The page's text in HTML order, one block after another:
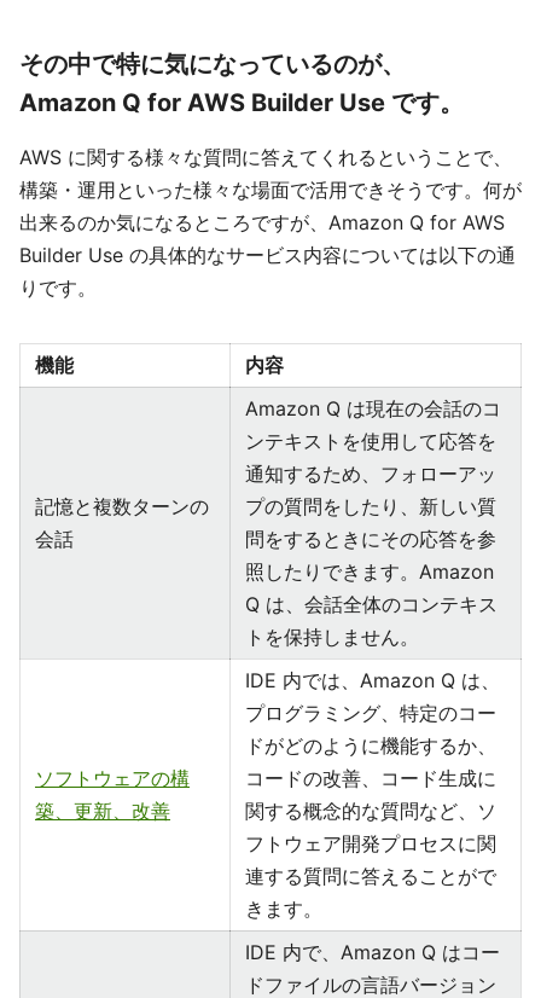
その中で特に気になっているのが、
Amazon Q for AWS Builder Use です。
AWS に関する様々な質問に答えてくれるということで、
構築・運用といった様々な場面で活用できそうです。何が
出来るのか気になるところですが、Amazon Q for AWS
Builder Use の具体的なサービス内容については以下の通
りです。
機能 内容
記憶と複数ターンの
会話
Amazon Q は現在の会話のコ
ンテキストを使用して応答を
通知するため、フォローアッ
プの質問をしたり、新しい質
問をするときにその応答を参
照したりできます。Amazon
Q は、会話全体のコンテキス
トを保持しません。
ソフトウェアの構
築、更新、改善
IDE 内では、Amazon Q は、
プログラミング、特定のコー
ドがどのように機能するか、
コードの改善、コード生成に
関する概念的な質問など、ソ
フトウェア開発プロセスに関
連する質問に答えることがで
きます。
IDE 内で、Amazon Q はコー
ドファイルの言語バージョン